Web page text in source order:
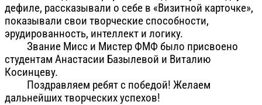
дефиле, рассказывали о себе в «Визитной карточке»,
показывали свои творческие способности,
эрудированность, интеллект и логику.
Звание Мисс и Мистер ФМФ было присвоено
студентам Анастасии Базылевой и Виталию
Косинцеву.
Поздравляем ребят с победой! Желаем
дальнейших творческих успехов!